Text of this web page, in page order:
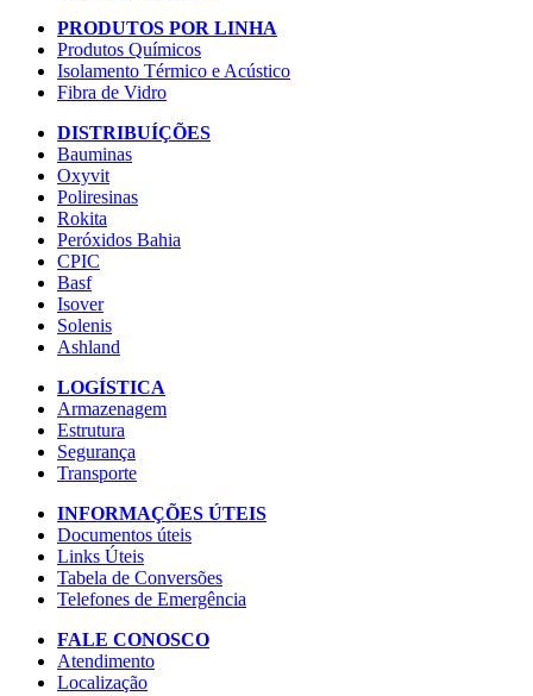
PRODUTOS POR LINHA
Produtos Químicos
Isolamento Térmico e Acústico
Fibra de Vidro
DISTRIBUÍÇÕES
Bauminas
Oxyvit
Poliresinas
Rokita
Peróxidos Bahia
CPIC
Basf
Isover
Solenis
Ashland
LOGÍSTICA
Armazenagem
Estrutura
Segurança
Transporte
INFORMAÇÕES ÚTEIS
Documentos úteis
Links Úteis
Tabela de Conversões
Telefones de Emergência
FALE CONOSCO
Atendimento
Localização